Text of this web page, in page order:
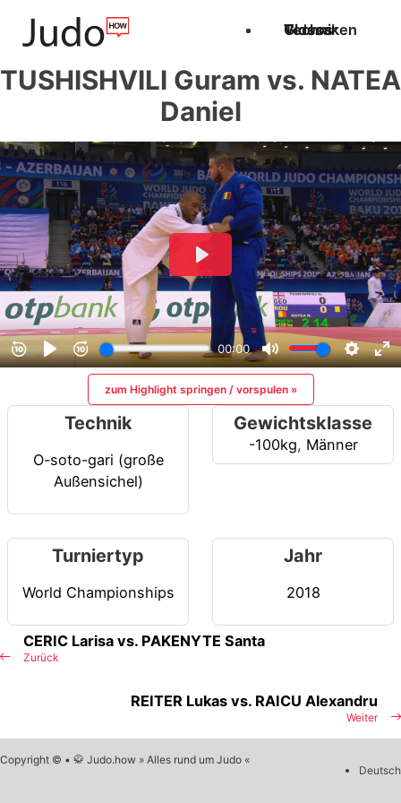
Techniken
Videos
Glossar
TUSHISHVILI Guram vs. NATEA
Daniel
zum Highlight springen / vorspulen »
Technik
O-soto-gari (große
Außensichel)
Gewichtsklasse
-100kg, Männer
Turniertyp
World Championships
Jahr
2018
Zurück
CERIC Larisa vs. PAKENYTE Santa
Weiter
REITER Lukas vs. RAICU Alexandru
Copyright © • 🥋 Judo.how » Alles rund um Judo «
Deutsch